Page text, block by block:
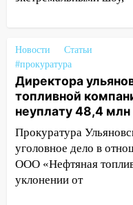
пассажира»
обокрали
подростка в
13:01 В
выбросил из
гранату: его
12:34 На
надвигается
и шквал до 27 м/с
Новости
Статьи
#прокуратура
Директора
топливной
неуплату 48,4 млн
Прокуратура
уголовное дело в
ООО «Нефтяная
уклонении от